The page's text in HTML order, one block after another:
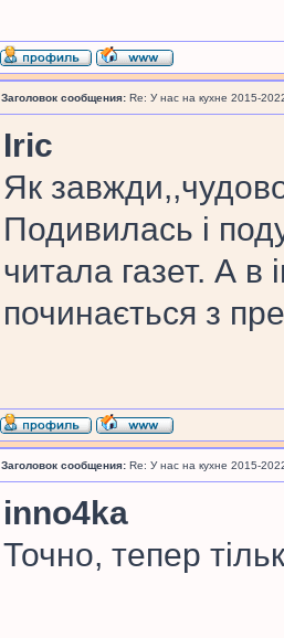
Заголовок сообщения: Re: У нас на кухне 2015-
Iric
Як
Подивилась і
читала газет. А в
починається з
Заголовок сообщения: Re: У нас на кухне 2015-
inno4ka
Точно, тепер